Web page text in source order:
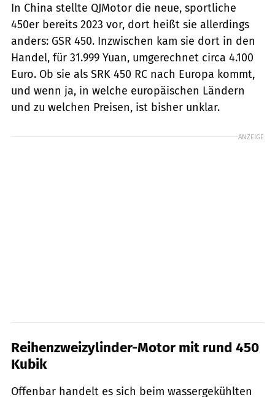
In China stellte QJMotor die neue, sportliche
450er bereits 2023 vor, dort heißt sie allerdings
anders: GSR 450. Inzwischen kam sie dort in den
Handel, für 31.999 Yuan, umgerechnet circa 4.100
Euro. Ob sie als SRK 450 RC nach Europa kommt,
und wenn ja, in welche europäischen Ländern
und zu welchen Preisen, ist bisher unklar.
ANZEIGE
Reihenzweizylinder-Motor mit rund 450
Kubik
Offenbar handelt es sich beim wassergekühlten